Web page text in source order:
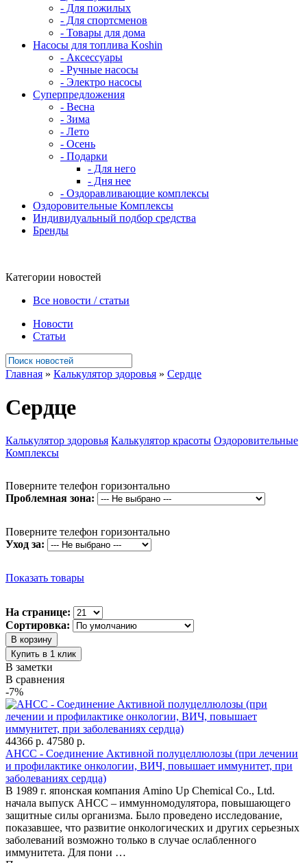
- Для пожилых
- Для спортсменов
- Товары для дома
Насосы для топлива Koshin
- Аксессуары
- Ручные насосы
- Электро насосы
Суперпредложения
- Весна
- Зима
- Лето
- Осень
- Подарки
- Для него
- Дня нее
- Оздоравливающие комплексы
Оздоровительные Комплексы
Индивидуальный подбор средства
Бренды
Категории новостей
Все новости / статьи
Новости
Статьи
Главная » Калькулятор здоровья » Сердце
Сердце
Калькулятор здоровья Калькулятор красоты Оздоровительные
Комплексы
Поверните телефон горизонтально
Проблемная зона:
Поверните телефон горизонтально
Уход за:
Показать товары
На странице:
Сортировка:
В заметки
В сравнения
-7%
44366 р. 47580 р.
AHCC - Соединение Активной полуцеллюлозы (при лечении
и профилактике онкологии, ВИЧ, повышает иммунитет, при
заболеваниях сердца)
В 1989 г. японская компания Amino Up Chemical Co., Ltd.
начала выпуск АНСС – иммунномодулятора, повышающего
защитные силы организма. Было проведено исследование,
показавшее, что развитие онкологических и других серьезных
заболеваний возможно только в случае ослабленного
иммунитета. Для пони …